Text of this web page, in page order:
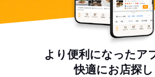
より便利になったア
快適にお店探し